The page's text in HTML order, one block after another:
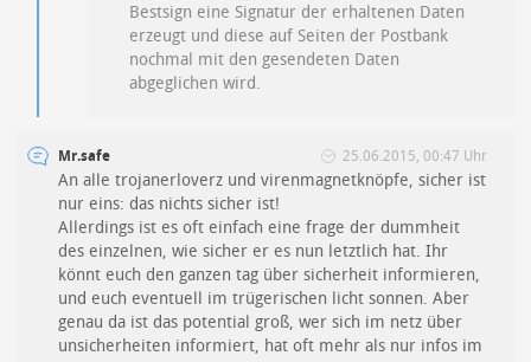
Bestsign eine Signatur der erhaltenen Daten
erzeugt und diese auf Seiten der Postbank
nochmal mit den gesendeten Daten
abgeglichen wird.
Mr.safe 25.06.2015, 00:47 Uhr
An alle trojanerloverz und virenmagnetknöpfe, sicher ist
nur eins: das nichts sicher ist!
Allerdings ist es oft einfach eine frage der dummheit
des einzelnen, wie sicher er es nun letztlich hat. Ihr
könnt euch den ganzen tag über sicherheit informieren,
und euch eventuell im trügerischen licht sonnen. Aber
genau da ist das potential groß, wer sich im netz über
unsicherheiten informiert, hat oft mehr als nur infos im